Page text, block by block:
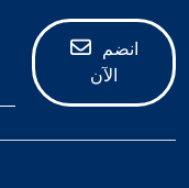
انضم
الآن